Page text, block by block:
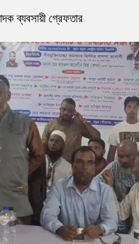
ব্যবসায়ী গ্রেফতার